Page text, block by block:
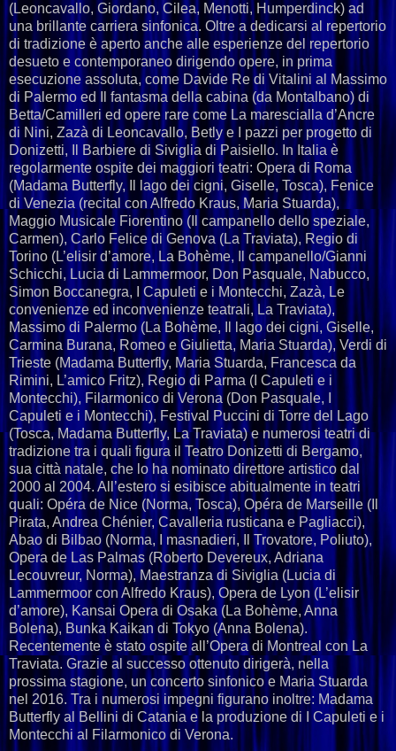
(Leoncavallo, Giordano, Cilea, Menotti, Humperdinck) ad
una brillante carriera sinfonica. Oltre a dedicarsi al repertorio
di tradizione è aperto anche alle esperienze del repertorio
desueto e contemporaneo dirigendo opere, in prima
esecuzione assoluta, come Davide Re di Vitalini al Massimo
di Palermo ed Il fantasma della cabina (da Montalbano) di
Betta/Camilleri ed opere rare come La marescialla d’Ancre
di Nini, Zazà di Leoncavallo, Betly e I pazzi per progetto di
Donizetti, Il Barbiere di Siviglia di Paisiello. In Italia è
regolarmente ospite dei maggiori teatri: Opera di Roma
(Madama Butterfly, Il lago dei cigni, Giselle, Tosca), Fenice
di Venezia (recital con Alfredo Kraus, Maria Stuarda),
Maggio Musicale Fiorentino (Il campanello dello speziale,
Carmen), Carlo Felice di Genova (La Traviata), Regio di
Torino (L’elisir d’amore, La Bohème, Il campanello/Gianni
Schicchi, Lucia di Lammermoor, Don Pasquale, Nabucco,
Simon Boccanegra, I Capuleti e i Montecchi, Zazà, Le
convenienze ed inconvenienze teatrali, La Traviata),
Massimo di Palermo (La Bohème, Il lago dei cigni, Giselle,
Carmina Burana, Romeo e Giulietta, Maria Stuarda), Verdi di
Trieste (Madama Butterfly, Maria Stuarda, Francesca da
Rimini, L’amico Fritz), Regio di Parma (I Capuleti e i
Montecchi), Filarmonico di Verona (Don Pasquale, I
Capuleti e i Montecchi), Festival Puccini di Torre del Lago
(Tosca, Madama Butterfly, La Traviata) e numerosi teatri di
tradizione tra i quali figura il Teatro Donizetti di Bergamo,
sua città natale, che lo ha nominato direttore artistico dal
2000 al 2004. All’estero si esibisce abitualmente in teatri
quali: Opéra de Nice (Norma, Tosca), Opéra de Marseille (Il
Pirata, Andrea Chénier, Cavalleria rusticana e Pagliacci),
Abao di Bilbao (Norma, I masnadieri, Il Trovatore, Poliuto),
Opera de Las Palmas (Roberto Devereux, Adriana
Lecouvreur, Norma), Maestranza di Siviglia (Lucia di
Lammermoor con Alfredo Kraus), Opera de Lyon (L’elisir
d’amore), Kansai Opera di Osaka (La Bohème, Anna
Bolena), Bunka Kaikan di Tokyo (Anna Bolena).
Recentemente è stato ospite all’Opera di Montreal con La
Traviata. Grazie al successo ottenuto dirigerà, nella
prossima stagione, un concerto sinfonico e Maria Stuarda
nel 2016. Tra i numerosi impegni figurano inoltre: Madama
Butterfly al Bellini di Catania e la produzione di I Capuleti e i
Montecchi al Filarmonico di Verona.